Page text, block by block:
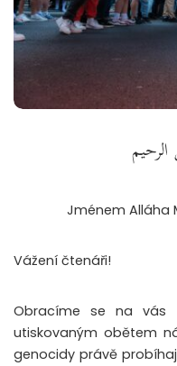
Jménem Alláha
Vážení čtenáři!
Obracíme se na vás
utiskovaným obětem
genocidy právě